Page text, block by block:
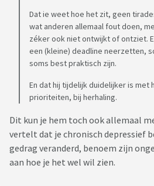
Dat ie weet hoe het zit, geen
wat anderen allemaal fout doen,
zéker ook niet ontwijkt of ontziet.
een (kleine) deadline neerzetten,
soms best praktisch zijn.
En dat hij tijdelijk duidelijker is met
prioriteiten, bij herhaling.
Dit kun je hem toch ook allemaal
vertelt dat je chronisch depressief
gedrag veranderd, benoem zijn
aan hoe je het wel wil zien.